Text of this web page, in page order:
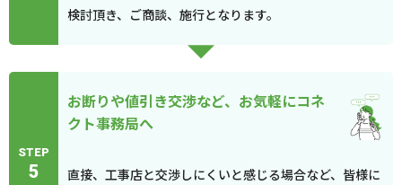
検討頂き、ご商談、施行となります。
STEP
5
お断りや値引き交渉など、お気軽にコネ
クト事務局へ
直接、工事店と交渉しにくいと感じる場合など、皆様に